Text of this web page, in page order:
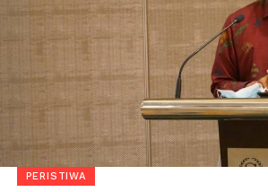
PERISTIWA